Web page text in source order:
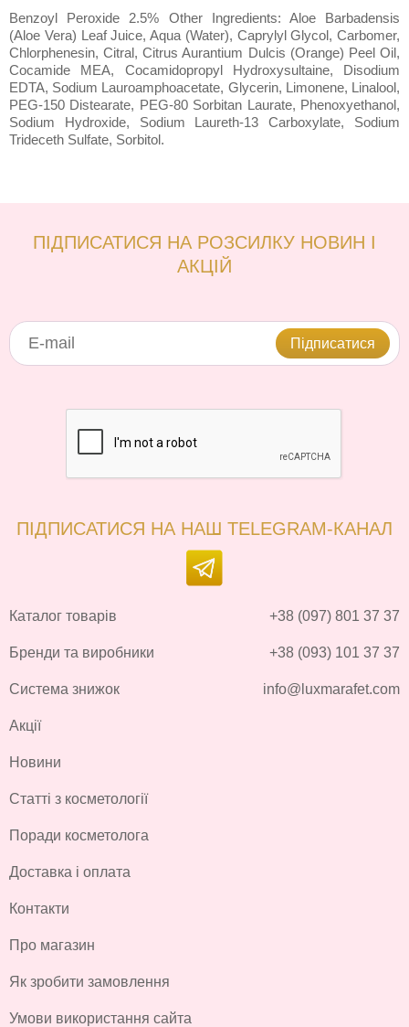
Benzoyl Peroxide 2.5% Other Ingredients: Aloe Barbadensis
(Aloe Vera) Leaf Juice, Aqua (Water), Caprylyl Glycol, Carbomer,
Chlorphenesin, Citral, Citrus Aurantium Dulcis (Orange) Peel Oil,
Cocamide MEA, Cocamidopropyl Hydroxysultaine, Disodium
EDTA, Sodium Lauroamphoacetate, Glycerin, Limonene, Linalool,
PEG-150 Distearate, PEG-80 Sorbitan Laurate, Phenoxyethanol,
Sodium Hydroxide, Sodium Laureth-13 Carboxylate, Sodium
Trideceth Sulfate, Sorbitol.
ПІДПИСАТИСЯ НА РОЗСИЛКУ НОВИН І
АКЦІЙ
Підписатися
ПІДПИСАТИСЯ НА НАШ TELEGRAM-КАНАЛ
Каталог товарів
Бренди та виробники
Система знижок
Акції
Новини
Статті з косметології
Поради косметолога
Доставка і оплата
Контакти
Про магазин
Як зробити замовлення
Умови використання сайта
+38 (097) 801 37 37
+38 (093) 101 37 37
info@luxmarafet.com